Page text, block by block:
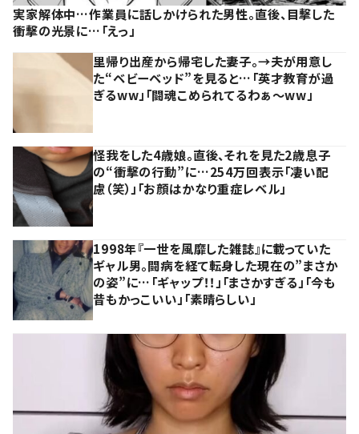
実家解体中…作業員に話しかけられた男性。直後、目撃した
衝撃の光景に…「えっ」
里帰り出産から帰宅した妻子。→夫が用意し
た“ベビーベッド”を見ると…「英才教育が過
ぎるww」「闘魂こめられてるわぁ～ww」
怪我をした4歳娘。直後、それを見た2歳息子
の“衝撃の行動”に…254万回表示「凄い配
慮（笑）」「お顔はかなり重症レベル」
1998年『一世を風靡した雑誌』に載っていた
ギャル男。闘病を経て転身した現在の”まさか
の姿”に…「ギャップ！！」「まさかすぎる」「今も
昔もかっこいい」「素晴らしい」